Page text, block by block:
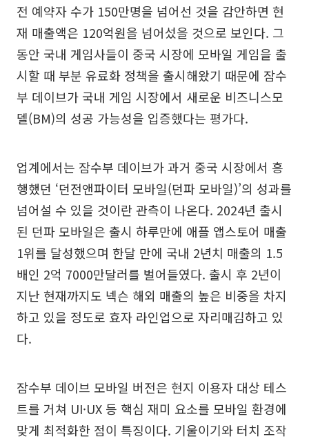
전 예약자 수가 150만명을 넘어선 것을 감안하면 현
재 매출액은 120억원을 넘어섰을 것으로 보인다. 그
동안 국내 게임사들이 중국 시장에 모바일 게임을 출
시할 때 부분 유료화 정책을 출시해왔기 때문에 잠수
부 데이브가 국내 게임 시장에서 새로운 비즈니스모
델(BM)의 성공 가능성을 입증했다는 평가다.
업계에서는 잠수부 데이브가 과거 중국 시장에서 흥
행했던 ‘던전앤파이터 모바일(던파 모바일)’의 성과를
넘어설 수 있을 것이란 관측이 나온다. 2024년 출시
된 던파 모바일은 출시 하루만에 애플 앱스토어 매출
1위를 달성했으며 한달 만에 국내 2년치 매출의 1.5
배인 2억 7000만달러를 벌어들였다. 출시 후 2년이
지난 현재까지도 넥슨 해외 매출의 높은 비중을 차지
하고 있을 정도로 효자 라인업으로 자리매김하고 있
다.
잠수부 데이브 모바일 버전은 현지 이용자 대상 테스
트를 거쳐 UI·UX 등 핵심 재미 요소를 모바일 환경에
맞게 최적화한 점이 특징이다. 기울이기와 터치 조작